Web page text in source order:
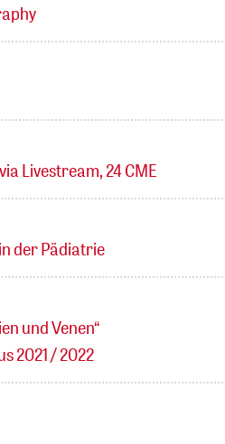
Livestream, 24 CME
der Pädiatrie
und Venen“
2021 / 2022